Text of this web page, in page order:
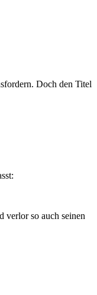
Doch den Titel
verlor so auch seinen